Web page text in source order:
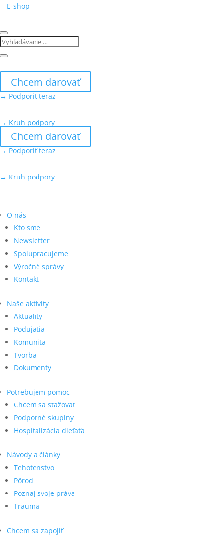
E-shop
Chcem darovať
→ Podporiť teraz
→ Kruh podpory
Chcem darovať
→ Podporiť teraz
→ Kruh podpory
O nás
Kto sme
Newsletter
Spolupracujeme
Výročné správy
Kontakt
Naše aktivity
Aktuality
Podujatia
Komunita
Tvorba
Dokumenty
Potrebujem pomoc
Chcem sa sťažovať
Podporné skupiny
Hospitalizácia dieťaťa
Návody a články
Tehotenstvo
Pôrod
Poznaj svoje práva
Trauma
Chcem sa zapojiť